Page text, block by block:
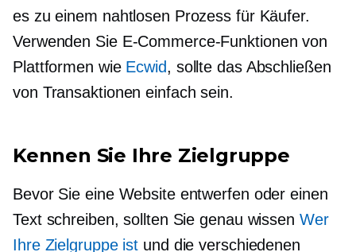
es zu einem nahtlosen Prozess für Käufer.
Verwenden Sie E-Commerce-Funktionen von
Plattformen wie Ecwid, sollte das Abschließen
von Transaktionen einfach sein.
Kennen Sie Ihre Zielgruppe
Bevor Sie eine Website entwerfen oder einen
Text schreiben, sollten Sie genau wissen Wer
Ihre Zielgruppe ist und die verschiedenen